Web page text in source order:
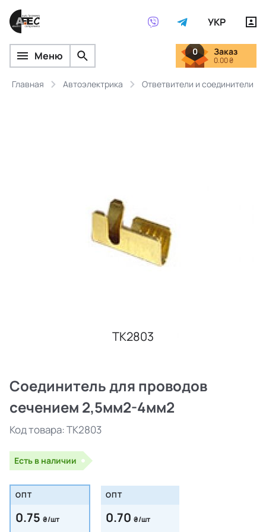
УКР
Меню 0 Заказ
0.00 ₴
Главная Автоэлектрика Ответвители и соединители
TK2803
Соединитель для проводов
сечением 2,5мм2-4мм2
Код товара:TK2803
Есть в наличии
ОПТ
0.75 ₴/шт
ОПТ
0.70 ₴/шт